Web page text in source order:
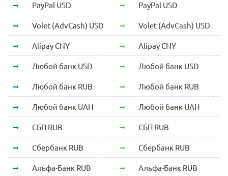
PayPal USD PayPal USD
Volet (AdvCash) USD Volet (AdvCash) USD
Alipay CNY Alipay CNY
Любой банк USD Любой банк USD
Любой банк RUB Любой банк RUB
Любой банк UAH Любой банк UAH
СБП RUB СБП RUB
Сбербанк RUB Сбербанк RUB
Альфа-Банк RUB Альфа-Банк RUB